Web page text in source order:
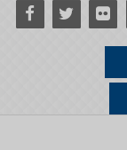
Facebook
Twitter Flickr